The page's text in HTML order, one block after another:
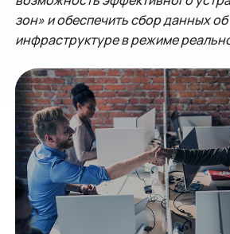
зон» и обеспечить сбор данных
инфраструктуре в режиме